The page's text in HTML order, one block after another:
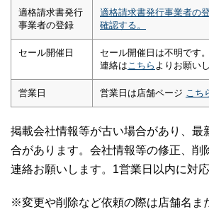
適格請求書発行
事業者の登録
適格請求書発行事業者の
確認する。
セール開催日
セール開催日は不明です
連絡は こちら よりお願い
営業日 営業日は店舗ページ こち
掲載会社情報等が古い場合があり、最
合があります。会社情報等の修正、削
連絡お願いします。1営業日以内に対応
※変更や削除など依頼の際は店舗名ま